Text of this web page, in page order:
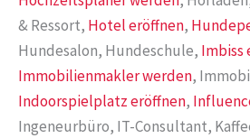
& Ressort, Hotel eröffnen,
Hundesalon, Hundeschule, Imbiss
Immobilienmakler werden,
Indoorspielplatz eröffnen,
Ingeneurbüro, IT-Consultant,